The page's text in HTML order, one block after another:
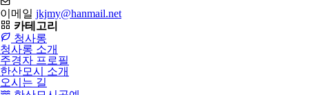
이메일 jkjmy@hanmail.net
카테고리
청사롱
청사롱 소개
주경자 프로필
한산모시 소개
오시는 길